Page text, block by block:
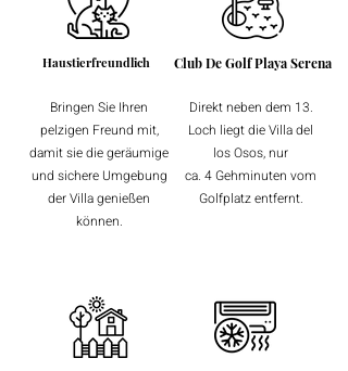
Haustierfreundlich
Bringen Sie Ihren
pelzigen Freund mit,
damit sie die geräumige
und sichere Umgebung
der Villa genießen
können.
Club De Golf Playa Serena
Direkt neben dem 13.
Loch liegt die Villa del
los Osos, nur
ca. 4 Gehminuten vom
Golfplatz entfernt.